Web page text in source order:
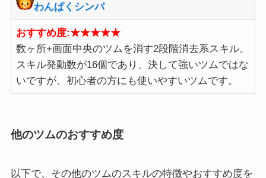
わんぱくシンバ
おすすめ度:★★★★★
数ヶ所+画面中央のツムを消す2段階消去系スキル。
スキル発動数が16個であり、決して強いツムではな
いですが、初心者の方にも使いやすいツムです。
他のツムのおすすめ度
以下で、その他のツムのスキルの特徴やおすすめ度を